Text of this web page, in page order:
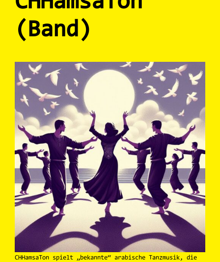
(Band)
CHHamsaTon spielt „bekannte“ arabische Tanzmusik, die